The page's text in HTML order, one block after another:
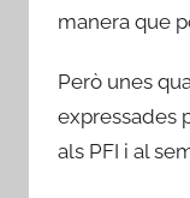
manera que
Però unes
expressades
als PFI i al